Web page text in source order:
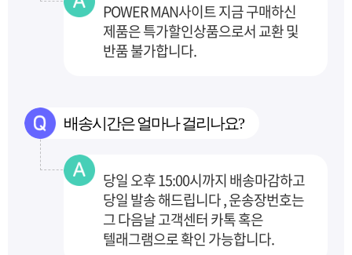
POWER MAN사이트 지금 구매하신
제품은 특가할인상품으로서 교환 및
반품 불가합니다.
배송시간은 얼마나 걸리나요?
당일 오후 15:00시까지 배송마감하고
당일 발송 해드립니다 , 운송장번호는
그 다음날 고객센터카톡 혹은
텔래그램으로 확인 가능합니다.